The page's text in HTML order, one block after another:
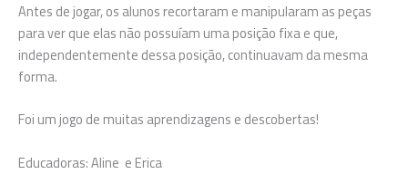
Antes de jogar, os alunos recortaram e manipularam as peças
para ver que elas não possuíam uma posição fixa e que,
independentemente dessa posição, continuavam da mesma
forma.
Foi um jogo de muitas aprendizagens e descobertas!
Educadoras: Aline e Erica